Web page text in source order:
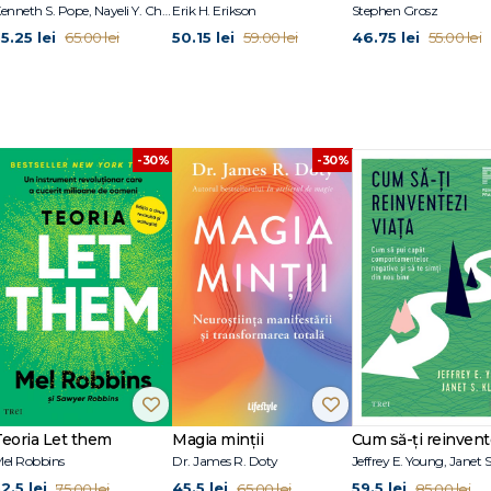
în pielea lor
lei 65.00 lei
Erik H. Erikson
50.15 lei 59.00 lei
Stephen Grosz
46.75 lei 55.00 lei
-30%
Let them
Robbins
-30%
Magia minții
Dr. James R. Doty